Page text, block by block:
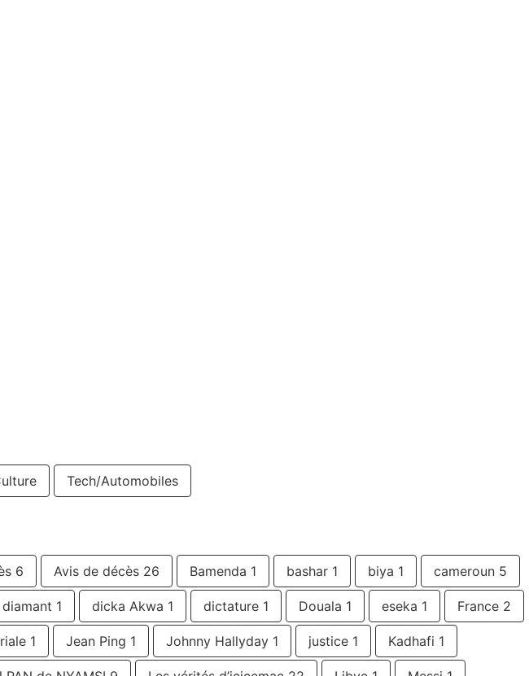
Tech/Automobiles
6 Avis de décès 26 Bamenda 1 bashar 1 biya 1 cameroun 5
diamant 1 dicka Akwa 1 dictature 1 Douala 1 eseka 1 France 2
1 Jean Ping 1 Johnny Hallyday 1 justice 1 Kadhafi 1